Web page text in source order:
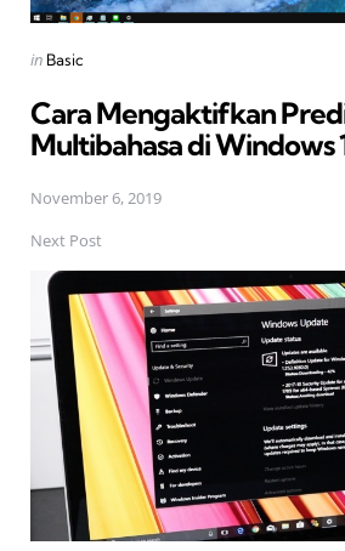
Posted
in Basic
Cara Mengaktifkan
Multibahasa di Windows
November 6, 2019
Next Post